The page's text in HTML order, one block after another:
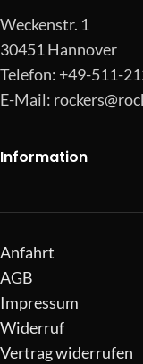
Weckenstr. 1
30451 Hannover
Telefon: +49-511-
E-Mail:
Information
Anfahrt
AGB
Impressum
Widerruf
Vertrag widerrufen